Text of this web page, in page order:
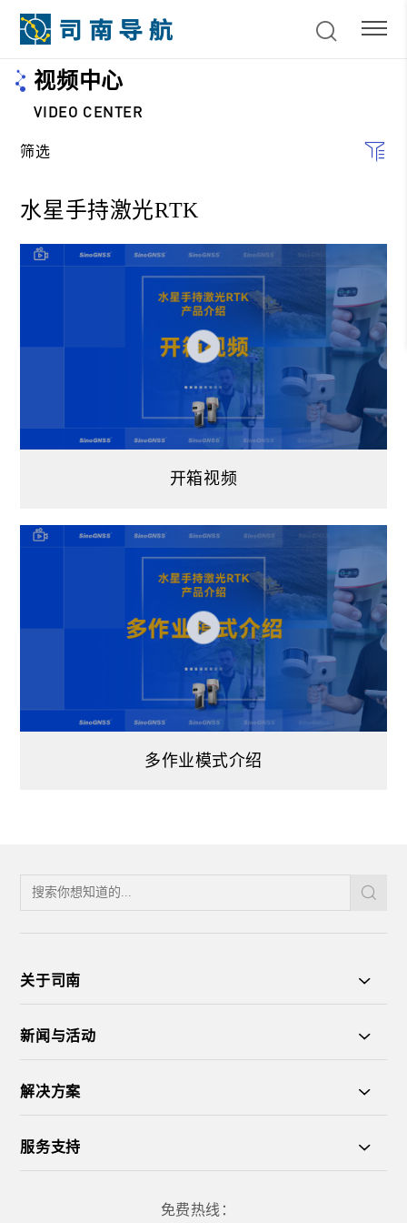
视频中心
VIDEO CENTER
筛选
水星手持激光RTK
开箱视频
多作业模式介绍
免费热线：
关于司南
新闻与活动
解决方案
服务支持